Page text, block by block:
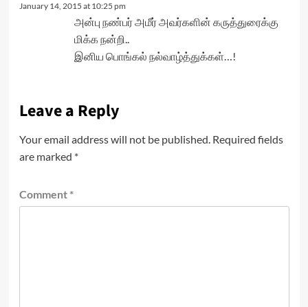
January 14, 2015 at 10:25 pm
அன்பு நண்பர் அமீர் அவர்களின் கருத்துரைக்கு
மிக்க நன்றி..
இனிய பொங்கல் நல்வாழ்த்துக்கள்…!
Leave a Reply
Your email address will not be published. Required fields
are marked *
Comment *